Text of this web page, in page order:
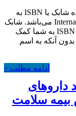
تفاوت ISSN با ISBN دکترخلیل علی محمدزاده شابک یا ISBN به
صورت مخفف International Standard Book Number می‌باشد. شابک
یک کد ۱۳ رقمی می‌باشد. استفاده از شابک یا ISBN به شما کمک
آنکه به اسم
ادامه مطلب »
داروهای
سلامت